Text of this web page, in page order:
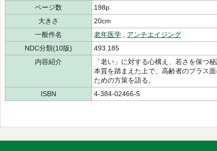
ページ数
198p
大きさ
20cm
一般件名
老年医学
アンチエイジング
NDC分類(10版)
493.185
内容紹介
「老い」に対する心構え、若さを保つ
本質を踏まえた上で、高齢者のプラス
ための方策を語る。
ISBN
4-384-02466-5